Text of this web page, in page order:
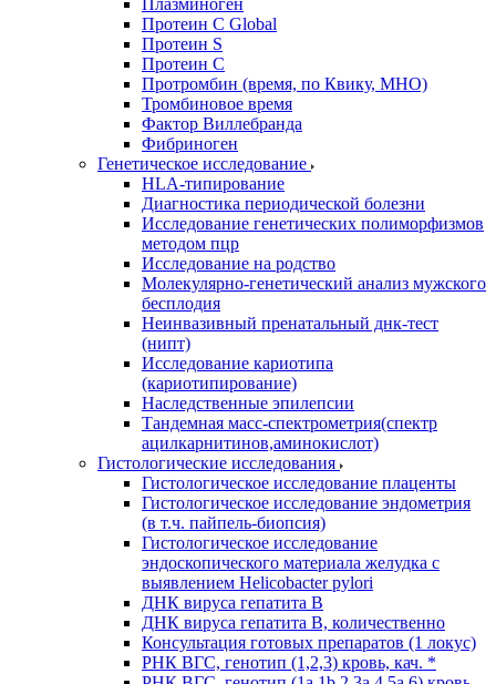
Плазминоген
Протеин C Global
Протеин S
Протеин С
Протромбин (время, по Квику, МНО)
Тромбиновое время
Фактор Виллебранда
Фибриноген
Генетическое исследование
HLA-типирование
Диагностика периодической болезни
Исследование генетических полиморфизмов
методом пцр
Исследование на родство
Молекулярно-генетический анализ мужского
бесплодия
Неинвазивный пренатальный днк-тест
(нипт)
Исследование кариотипа
(кариотипирование)
Наследственные эпилепсии
Тандемная масс-спектрометрия(спектр
ацилкарнитинов,аминокислот)
Гистологические исследования
Гистологическое исследование плаценты
Гистологическое исследование эндометрия
(в т.ч. пайпель-биопсия)
Гистологическое исследование
эндоскопического материала желудка с
выявлением Helicobacter pylori
ДНК вируса гепатита B
ДНК вируса гепатита B, количественно
Консультация готовых препаратов (1 локус)
РНК ВГC, генотип (1,2,3) кровь, кач. *